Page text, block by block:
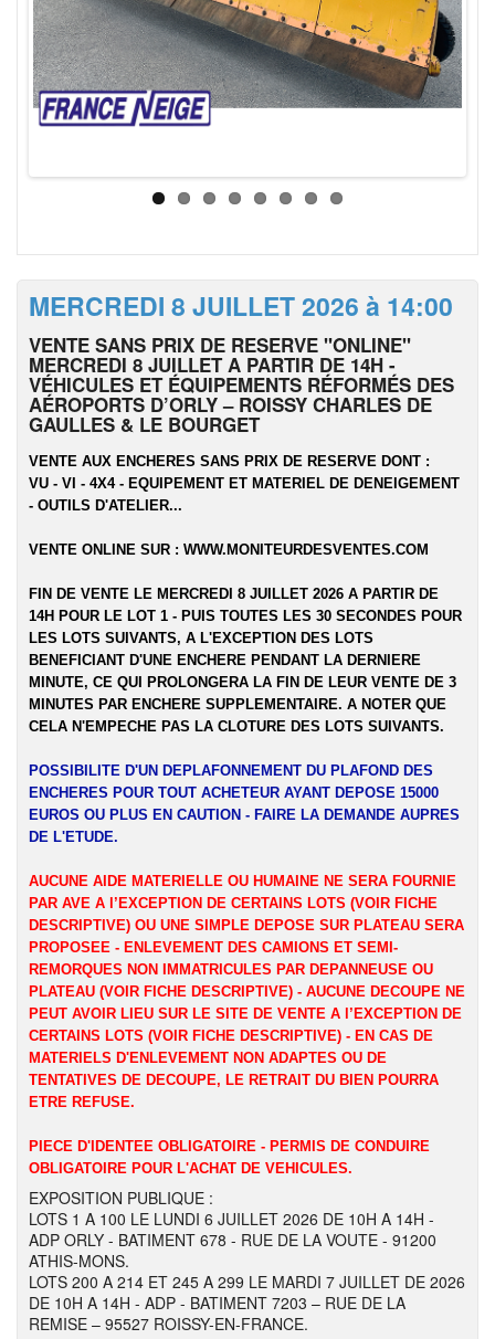
MERCREDI 8 JUILLET 2026 à 14:00
VENTE SANS PRIX DE RESERVE "ONLINE"
MERCREDI 8 JUILLET A PARTIR DE 14H -
VÉHICULES ET ÉQUIPEMENTS RÉFORMÉS DES
AÉROPORTS D’ORLY – ROISSY CHARLES DE
GAULLES & LE BOURGET
VENTE AUX ENCHERES SANS PRIX DE RESERVE DONT :
VU - VI - 4X4 - EQUIPEMENT ET MATERIEL DE DENEIGEMENT
- OUTILS D'ATELIER...
VENTE ONLINE SUR : WWW.MONITEURDESVENTES.COM
FIN DE VENTE LE MERCREDI 8 JUILLET 2026 A PARTIR DE
14H POUR LE LOT 1 - PUIS TOUTES LES 30 SECONDES POUR
LES LOTS SUIVANTS, A L'EXCEPTION DES LOTS
BENEFICIANT D'UNE ENCHERE PENDANT LA DERNIERE
MINUTE, CE QUI PROLONGERA LA FIN DE LEUR VENTE DE 3
MINUTES PAR ENCHERE SUPPLEMENTAIRE. A NOTER QUE
CELA N'EMPECHE PAS LA CLOTURE DES LOTS SUIVANTS.
POSSIBILITE D'UN DEPLAFONNEMENT DU PLAFOND DES
ENCHERES POUR TOUT ACHETEUR AYANT DEPOSE 15000
EUROS OU PLUS EN CAUTION - FAIRE LA DEMANDE AUPRES
DE L'ETUDE.
AUCUNE AIDE MATERIELLE OU HUMAINE NE SERA FOURNIE
PAR AVE A l’EXCEPTION DE CERTAINS LOTS (VOIR FICHE
DESCRIPTIVE) OU UNE SIMPLE DEPOSE SUR PLATEAU SERA
PROPOSEE - ENLEVEMENT DES CAMIONS ET SEMI-
REMORQUES NON IMMATRICULES PAR DEPANNEUSE OU
PLATEAU (VOIR FICHE DESCRIPTIVE) - AUCUNE DECOUPE NE
PEUT AVOIR LIEU SUR LE SITE DE VENTE A l’EXCEPTION DE
CERTAINS LOTS (VOIR FICHE DESCRIPTIVE) - EN CAS DE
MATERIELS D'ENLEVEMENT NON ADAPTES OU DE
TENTATIVES DE DECOUPE, LE RETRAIT DU BIEN POURRA
ETRE REFUSE.
PIECE D'IDENTEE OBLIGATOIRE - PERMIS DE CONDUIRE
OBLIGATOIRE POUR L'ACHAT DE VEHICULES.
EXPOSITION PUBLIQUE :
LOTS 1 A 100 LE LUNDI 6 JUILLET 2026 DE 10H A 14H -
ADP ORLY - BATIMENT 678 - RUE DE LA VOUTE - 91200
ATHIS-MONS.
LOTS 200 A 214 ET 245 A 299 LE MARDI 7 JUILLET DE 2026
DE 10H A 14H - ADP - BATIMENT 7203 – RUE DE LA
REMISE – 95527 ROISSY-EN-FRANCE.